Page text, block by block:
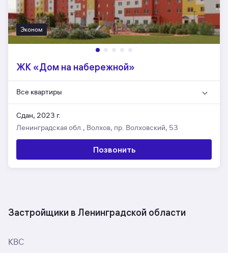
Эконом
ЖК «Дом на набережной»
Все квартиры
Сдан, 2023 г.
Ленинградская обл., Волхов, пр. Волховский, 53
Позвонить
Застройщики в Ленинградской области
КВС